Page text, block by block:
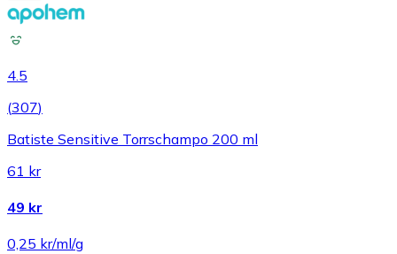
4.5
(307)
Batiste Sensitive Torrschampo 200 ml
61 kr
49 kr
0,25 kr/ml/g